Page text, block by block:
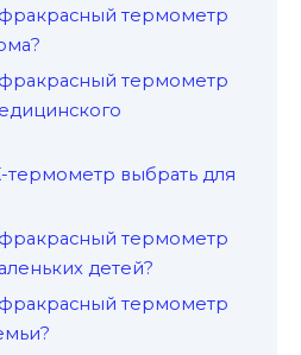
термометр
термометр
термометр выбрать для
термометр
детей?
термометр